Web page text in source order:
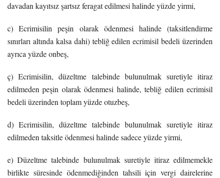
davadan kayıtsız şartsız feragat edilmesi halinde yüzde yirmi,
c) Ecrimisilin peşin olarak ödenmesi halinde (taksitlendirme
sınırları altında kalsa dahi) tebliğ edilen ecrimisil bedeli üzerinden
ayrıca yüzde onbeş,
ç) Ecrimisilin, düzeltme talebinde bulunulmak suretiyle itiraz
edilmeden peşin olarak ödenmesi halinde, tebliğ edilen ecrimisil
bedeli üzerinden toplam yüzde otuzbeş,
d) Ecrimisilin, düzeltme talebinde bulunulmak suretiyle itiraz
edilmeden taksitle ödenmesi halinde sadece yüzde yirmi,
e) Düzeltme talebinde bulunulmak suretiyle itiraz edilmemekle
birlikte süresinde ödenmediğinden tahsili için vergi dairelerine